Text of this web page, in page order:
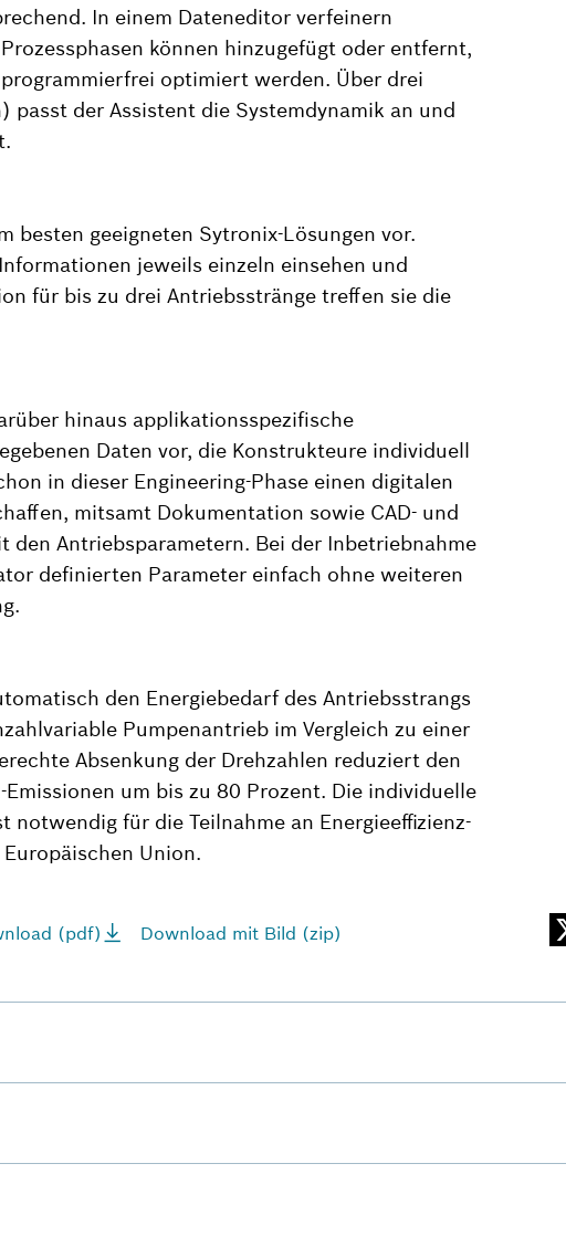
In einem Dateneditor verfeinern
können hinzugefügt oder entfernt,
optimiert werden. Über drei
der Assistent die Systemdynamik an und
besten geeigneten Sytronix-Lösungen vor.
jeweils einzeln einsehen und
für bis zu drei Antriebsstränge treffen sie die
hinaus applikationsspezifische
Daten vor, die Konstrukteure individuell
in dieser Engineering-Phase einen digitalen
mitsamt Dokumentation sowie CAD- und
den Antriebsparametern. Bei der Inbetriebnahme
definierten Parameter einfach ohne weiteren
den Energiebedarf des Antriebsstrangs
Pumpenantrieb im Vergleich zu einer
Absenkung der Drehzahlen reduziert den
um bis zu 80 Prozent. Die individuelle
notwendig für die Teilnahme an Energieeffizienz-
Union.
(pdf) Download mit Bild (zip)